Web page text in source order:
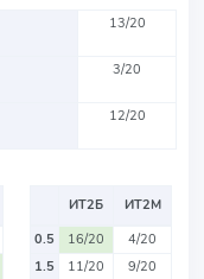
13/20
3/20
12/20
ИТ2Б
ИТ2М
0.5
16/20
4/20
1.5
11/20
9/20